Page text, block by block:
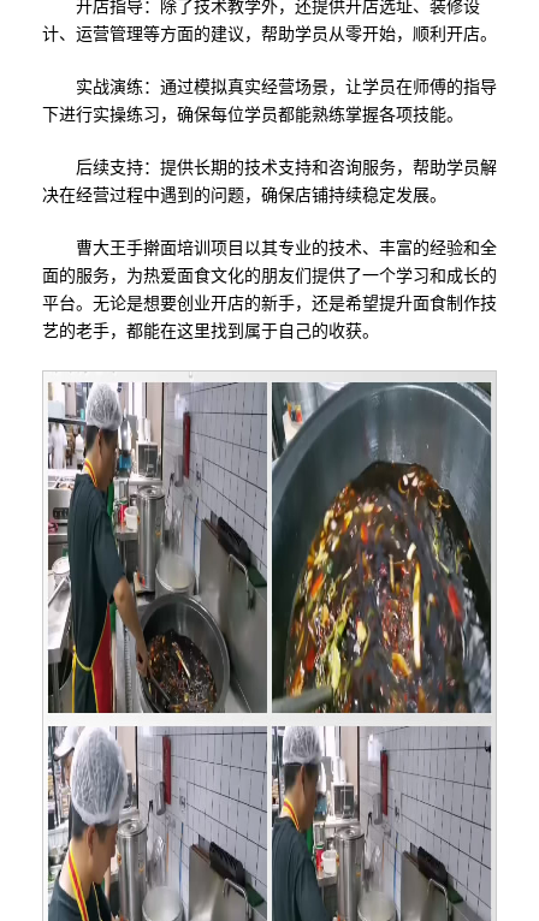
开店指导：除了技术教学外，还提供开店选址、装修设
计、运营管理等方面的建议，帮助学员从零开始，顺利开店。
实战演练：通过模拟真实经营场景，让学员在师傅的指导
下进行实操练习，确保每位学员都能熟练掌握各项技能。
后续支持：提供长期的技术支持和咨询服务，帮助学员解
决在经营过程中遇到的问题，确保店铺持续稳定发展。
曹大王手擀面培训项目以其专业的技术、丰富的经验和全
面的服务，为热爱面食文化的朋友们提供了一个学习和成长的
平台。无论是想要创业开店的新手，还是希望提升面食制作技
艺的老手，都能在这里找到属于自己的收获。